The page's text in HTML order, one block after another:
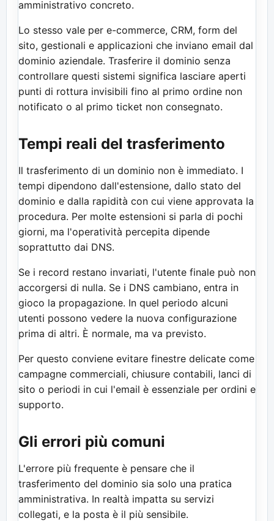
amministrativo concreto.
Lo stesso vale per e-commerce, CRM, form del
sito, gestionali e applicazioni che inviano email dal
dominio aziendale. Trasferire il dominio senza
controllare questi sistemi significa lasciare aperti
punti di rottura invisibili fino al primo ordine non
notificato o al primo ticket non consegnato.
Tempi reali del trasferimento
Il trasferimento di un dominio non è immediato. I
tempi dipendono dall'estensione, dallo stato del
dominio e dalla rapidità con cui viene approvata la
procedura. Per molte estensioni si parla di pochi
giorni, ma l'operatività percepita dipende
soprattutto dai DNS.
Se i record restano invariati, l'utente finale può non
accorgersi di nulla. Se i DNS cambiano, entra in
gioco la propagazione. In quel periodo alcuni
utenti possono vedere la nuova configurazione
prima di altri. È normale, ma va previsto.
Per questo conviene evitare finestre delicate come
campagne commerciali, chiusure contabili, lanci di
sito o periodi in cui l'email è essenziale per ordini e
supporto.
Gli errori più comuni
L'errore più frequente è pensare che il
trasferimento del dominio sia solo una pratica
amministrativa. In realtà impatta su servizi
collegati, e la posta è il più sensibile.